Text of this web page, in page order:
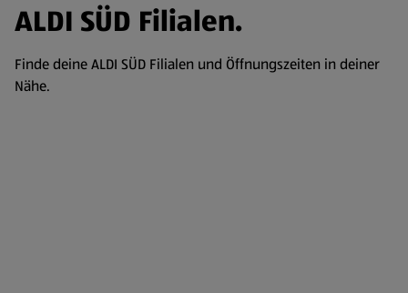
ALDI SÜD Filialen.
Finde deine ALDI SÜD Filialen und Öffnungszeiten in deiner
Nähe.